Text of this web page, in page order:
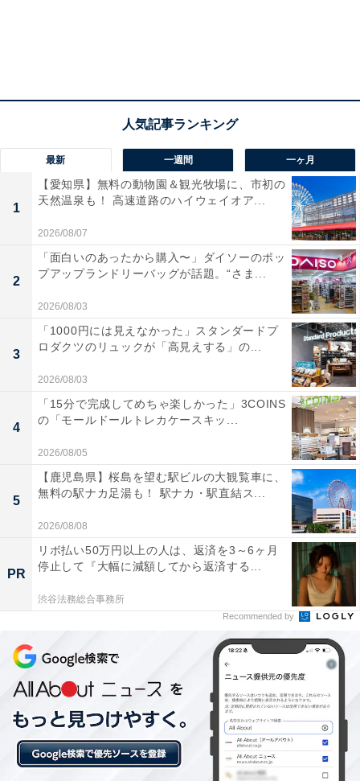
最新 一週間 一ヶ月
1
【愛知県】無料の動物園＆観光牧場に、市初の
天然温泉も！ 高速道路のハイウェイオア...
2026/08/07
2
「面白いのあったから購入〜」ダイソーのポッ
プアップランドリーバッグが話題。“さま...
2026/08/03
3
「1000円には見えなかった」スタンダードプ
ロダクツのリュックが「高見えする」の...
2026/08/03
4
「15分で完成してめちゃ楽しかった」3COINS
の「モールドールトレカケースキッ...
2026/08/05
5
【鹿児島県】桜島を望む駅ビルの大観覧車に、
無料の駅ナカ足湯も！ 駅ナカ・駅直結ス...
2026/08/08
PR
リボ払い50万円以上の人は、返済を3～6ヶ月
停止して『大幅に減額してから返済する...
渋谷法務総合事務所
Recommended by